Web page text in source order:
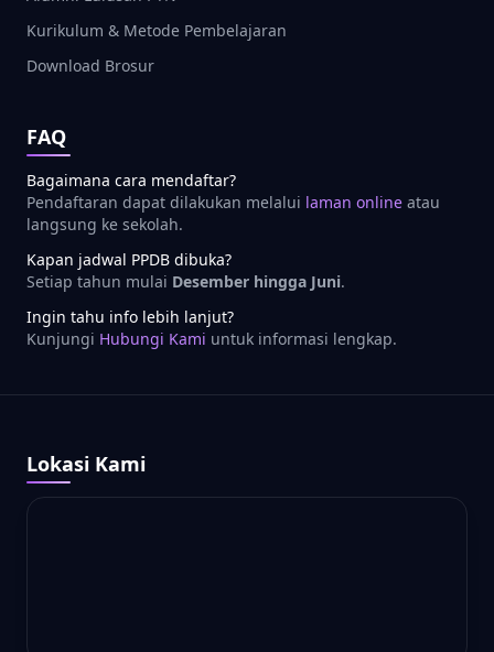
Kurikulum & Metode Pembelajaran
Download Brosur
FAQ
Bagaimana cara mendaftar?
Pendaftaran dapat dilakukan melalui laman online atau
langsung ke sekolah.
Kapan jadwal PPDB dibuka?
Setiap tahun mulai Desember hingga Juni.
Ingin tahu info lebih lanjut?
Kunjungi Hubungi Kami untuk informasi lengkap.
Lokasi Kami